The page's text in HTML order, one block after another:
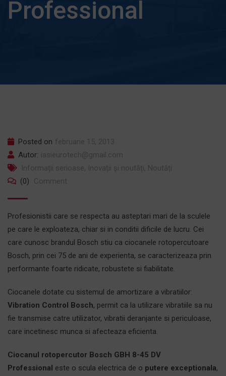
Professional
Posted on
Autor:
(0)
Profesionistii care se respecta au asteptari mari de la sculele
pe care le exploateza, chiar si in conditii dificile de lucru. Cei
care cunosc brandul Bosch stiu ca ciocanele rotopercutoare
Bosch, prin cei 75 de ani de experienta, se caracterizeaza prin
performante foarte ridicate, robustete si fiabilitate.
Ciocanele dotate cu sistemul de amortizare a vibratiilor:
Vibration Control Bosch, permit ca la utilizare vibratiile sa nu
fie transmise catre utilizator, vibratii deranjante si periculoase,
care incetinesc munca si afecteaza eficienta.
Ciocanul rotopercutor Bosch GBH 8-45 DV
Professional este o scula electrica de o putere exceptionala,